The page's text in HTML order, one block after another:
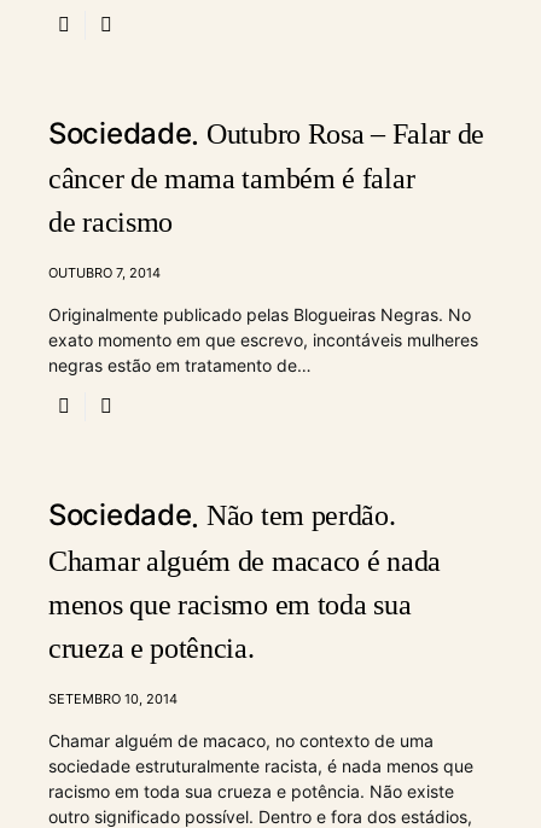
Sociedade Outubro Rosa – Falar de
câncer de mama também é falar
de racismo
OUTUBRO 7, 2014
Originalmente publicado pelas Blogueiras Negras. No
exato momento em que escrevo, incontáveis mulheres
negras estão em tratamento de…
Sociedade Não tem perdão.
Chamar alguém de macaco é nada
menos que racismo em toda sua
crueza e potência.
SETEMBRO 10, 2014
Chamar alguém de macaco, no contexto de uma
sociedade estruturalmente racista, é nada menos que
racismo em toda sua crueza e potência. Não existe
outro significado possível. Dentro e fora dos estádios,